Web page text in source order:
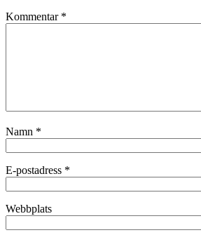
Kommentar *
Namn *
E-postadress *
Webbplats